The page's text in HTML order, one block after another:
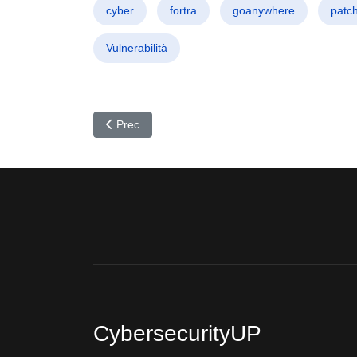
cyber fortra goanywhere patch
Vulnerabilità
Articolo precedente: Phantom Taurus:
Prec
CybersecurityUP